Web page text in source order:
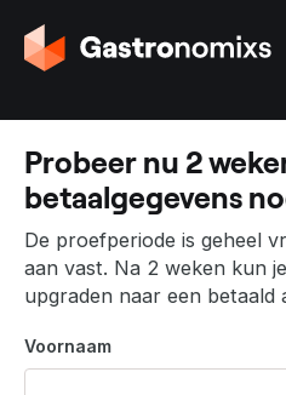
G
a
a
a
r
d
e
h
o
e
p
Probeer nu 2
betaalgegevens
De proefperiode is geheel
aan vast. Na 2 weken kun
upgraden naar een betaald
Voornaam